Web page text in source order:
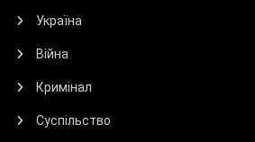
Україна
Війна
Кримінал
Суспільство